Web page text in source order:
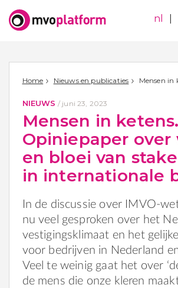
nl
Home Nieuws en publicaties
NIEUWS / juni 23, 2023
Mensen in ketens.
Opiniepaper over
en bloei van
in internationale
In de discussie over IMVO-
nu veel gesproken over het
vestigingsklimaat en het
voor bedrijven in Nederland
Veel te weinig gaat het over
de mens die onze kleren